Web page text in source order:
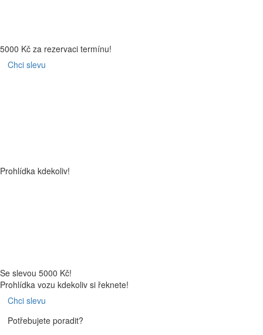
5000 Kč za rezervaci termínu!
Chci slevu
Prohlídka kdekoliv!
Se slevou 5000 Kč!
Prohlídka vozu kdekoliv si řeknete!
Chci slevu
Potřebujete poradit?